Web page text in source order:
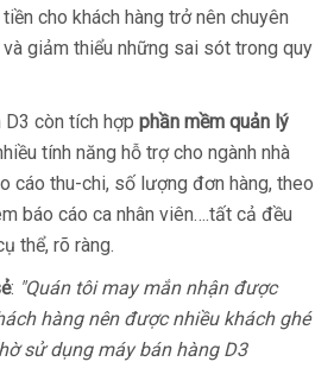
cho khách hàng trở nên chuyên
và giảm thiểu những sai sót trong quy
D3 còn tích hợp phần mềm quản lý
tính năng hỗ trợ cho ngành nhà
cáo thu-chi, số lượng đơn hàng, theo
báo cáo ca nhân viên….tất cả đều
thể, rõ ràng.
: "Quán tôi may mắn nhận được
hàng nên được nhiều khách ghé
sử dụng máy bán hàng D3